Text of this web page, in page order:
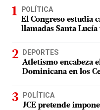
POLÍTICA
El Congreso estudia
llamadas Santa
DEPORTES
Atletismo encabeza
Dominicana en los
POLÍTICA
JCE pretende